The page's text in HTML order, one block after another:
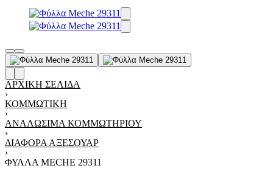
ΑΡΧΙΚΉ ΣΕΛΊΔΑ
›
ΚΟΜΜΩΤΙΚΉ
›
ΑΝΑΛΏΣΙΜΑ ΚΟΜΜΩΤΗΡΊΟΥ
›
ΔΙΆΦΟΡΑ ΑΞΕΣΟΥΆΡ
›
ΦΎΛΛΑ MECHE 29311